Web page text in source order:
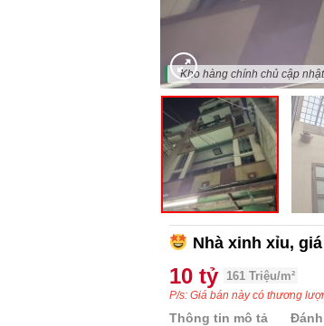
"Kho hàng chính chủ cập
Nhà xinh xỉu,
10 tỷ 161 Triệu/m²
P/s: Giá bán này có thương
Thông tin mô tả